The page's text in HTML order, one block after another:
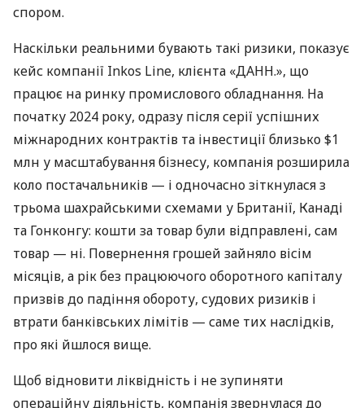
спором.
Наскільки реальними бувають такі ризики, показує
кейс компанії Inkos Line, клієнта «ДАНН.», що
працює на ринку промислового обладнання. На
початку 2024 року, одразу після серії успішних
міжнародних контрактів та інвестиції близько $1
млн у масштабування бізнесу, компанія розширила
коло постачальників — і одночасно зіткнулася з
трьома шахрайськими схемами у Британії, Канаді
та Гонконгу: кошти за товар були відправлені, сам
товар — ні. Повернення грошей зайняло вісім
місяців, а рік без працюючого оборотного капіталу
призвів до падіння обороту, судових ризиків і
втрати банківських лімітів — саме тих наслідків,
про які йшлося вище.
Щоб відновити ліквідність і не зупиняти
операційну діяльність, компанія звернулася до